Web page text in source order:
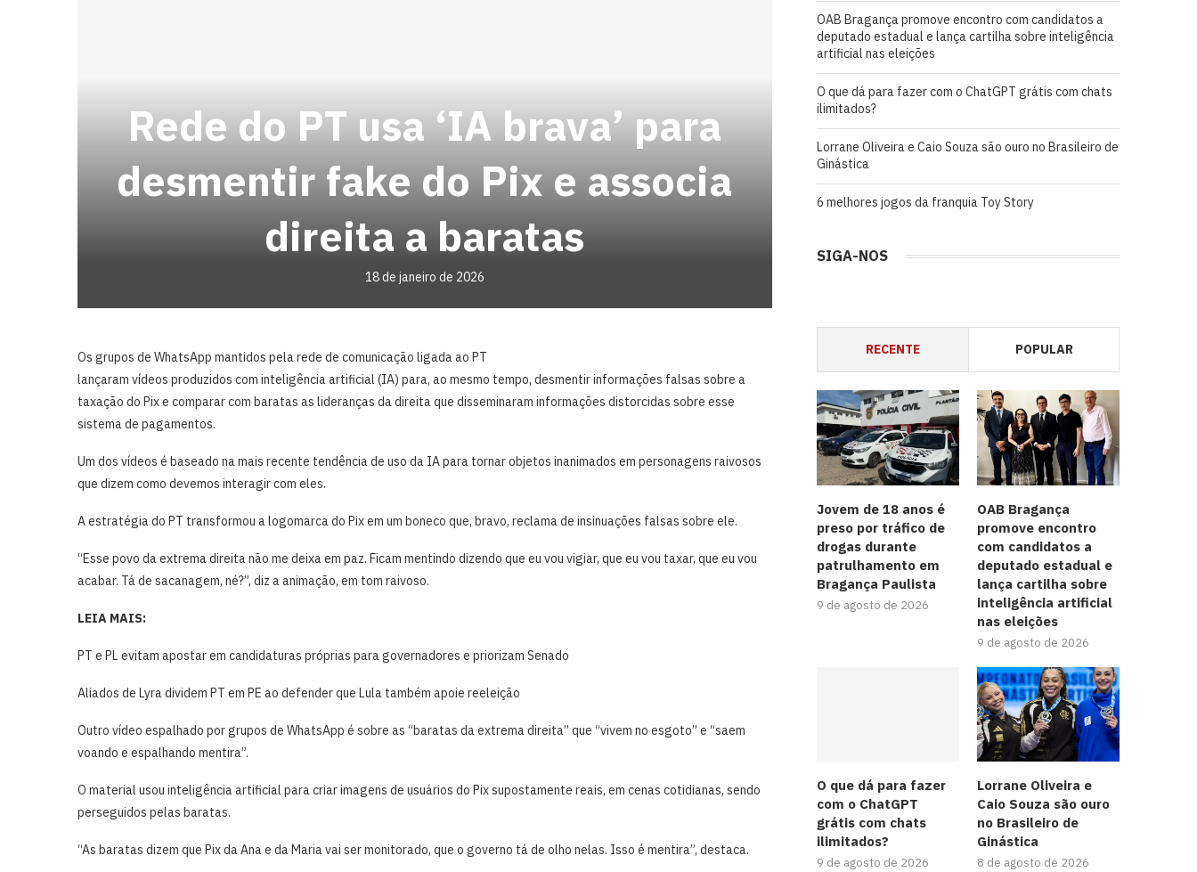
Rede do PT usa ‘IA brava’ para
desmentir fake do Pix e associa
direita a baratas
18 de janeiro de 2026
Os grupos de WhatsApp mantidos pela rede de comunicação ligada ao PT
lançaram vídeos produzidos com inteligência artificial (IA) para, ao mesmo tempo, desmentir informações falsas sobre a
taxação do Pix e comparar com baratas as lideranças da direita que disseminaram informações distorcidas sobre esse
sistema de pagamentos.
Um dos vídeos é baseado na mais recente tendência de uso da IA para tornar objetos inanimados em personagens raivosos
que dizem como devemos interagir com eles.
A estratégia do PT transformou a logomarca do Pix em um boneco que, bravo, reclama de insinuações falsas sobre ele.
“Esse povo da extrema direita não me deixa em paz. Ficam mentindo dizendo que eu vou vigiar, que eu vou taxar, que eu vou
acabar. Tá de sacanagem, né?”, diz a animação, em tom raivoso.
LEIA MAIS:
PT e PL evitam apostar em candidaturas próprias para governadores e priorizam Senado
Aliados de Lyra dividem PT em PE ao defender que Lula também apoie reeleição
Outro vídeo espalhado por grupos de WhatsApp é sobre as “baratas da extrema direita” que “vivem no esgoto” e “saem
voando e espalhando mentira”.
O material usou inteligência artificial para criar imagens de usuários do Pix supostamente reais, em cenas cotidianas, sendo
perseguidos pelas baratas.
“As baratas dizem que Pix da Ana e da Maria vai ser monitorado, que o governo tá de olho nelas. Isso é mentira”, destaca.
OAB Bragança promove encontro com candidatos a
deputado estadual e lança cartilha sobre inteligência
artificial nas eleições
O que dá para fazer com o ChatGPT grátis com chats
ilimitados?
Lorrane Oliveira e Caio Souza são ouro no Brasileiro de
Ginástica
6 melhores jogos da franquia Toy Story
SIGA-NOS
RECENTE POPULAR
Jovem de 18 anos é
preso por tráfico de
drogas durante
patrulhamento em
Bragança Paulista
9 de agosto de 2026
OAB Bragança
promove encontro
com candidatos a
deputado estadual e
lança cartilha sobre
inteligência artificial
nas eleições
9 de agosto de 2026
O que dá para fazer
com o ChatGPT
grátis com chats
ilimitados?
9 de agosto de 2026
Lorrane Oliveira e
Caio Souza são ouro
no Brasileiro de
Ginástica
8 de agosto de 2026